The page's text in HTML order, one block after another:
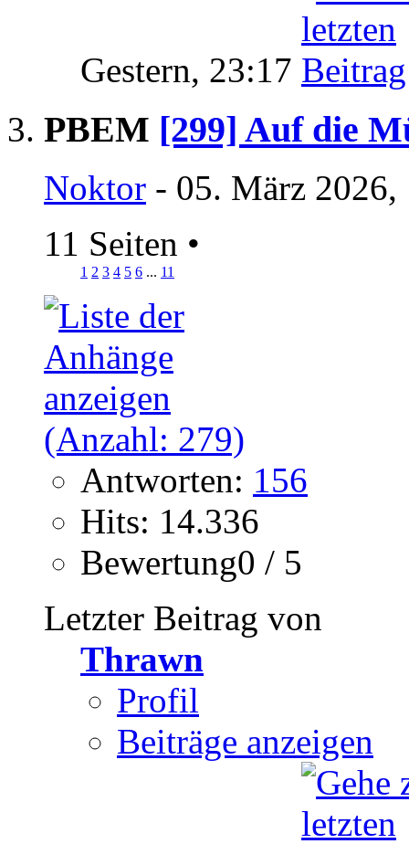
Gestern, 23:17
PBEM [299] Auf die
Noktor - 05. März
11 Seiten •
1 2 3 4 5 6 ... 11
Antworten: 156
Hits: 14.336
Bewertung0 / 5
Letzter Beitrag von
Thrawn
Profil
Beiträge anzeigen